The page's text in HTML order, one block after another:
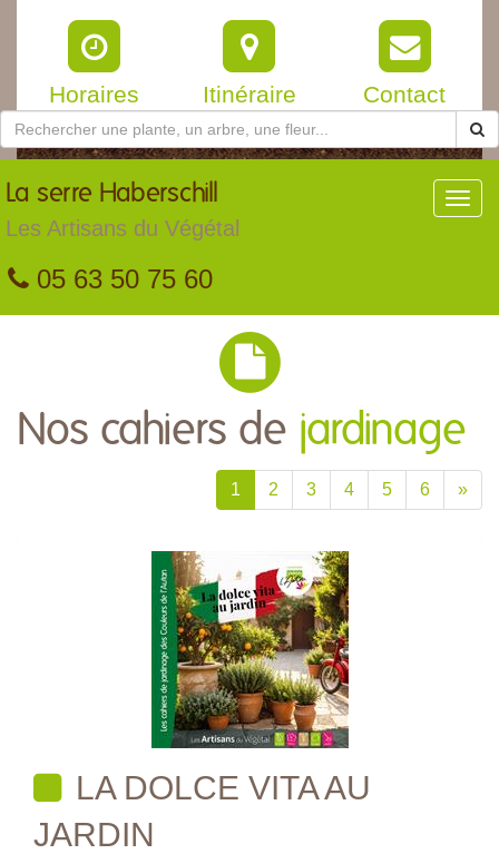
Horaires Itinéraire Contact
La serre Haberschill
Les Artisans du Végétal
05 63 50 75 60
Nos cahiers de jardinage
1 2 3 4 5 6 »
LA DOLCE VITA AU
JARDIN